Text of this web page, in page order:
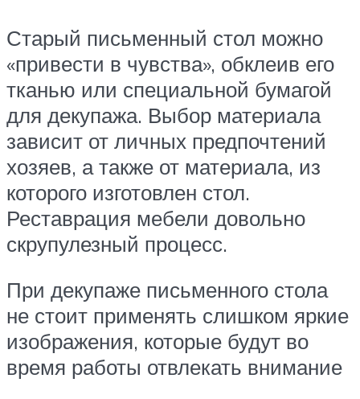
Старый письменный стол можно
«привести в чувства», обклеив его
тканью или специальной бумагой
для декупажа. Выбор материала
зависит от личных предпочтений
хозяев, а также от материала, из
которого изготовлен стол.
Реставрация мебели довольно
скрупулезный процесс.
При декупаже письменного стола
не стоит применять слишком яркие
изображения, которые будут во
время работы отвлекать внимание